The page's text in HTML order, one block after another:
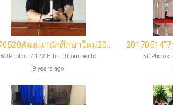
20170520สัมมนานักศึกษาใหม่2017
80 Photos ‧ 4122 Hits ‧ 0 Comments
9 years ago
50 Photos